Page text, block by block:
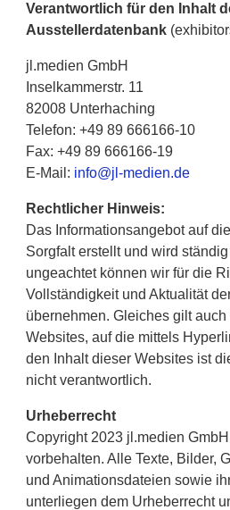
Verantwortlich für den Inhalt
Ausstellerdatenbank
jl.medien GmbH
Inselkammerstr. 11
82008 Unterhaching
Telefon: +49 89 666166-10
Fax: +49 89 666166-19
E-Mail: info@jl-medien.de
Rechtlicher Hinweis:
Das Informationsangebot auf
Sorgfalt erstellt und wird
ungeachtet können wir für die
Vollständigkeit und Aktualität
übernehmen. Gleiches gilt
Websites, auf die mittels
den Inhalt dieser Websites ist
nicht verantwortlich.
Urheberrecht
Copyright 2023 jl.medien
vorbehalten. Alle Texte, Bilder,
und Animationsdateien sowie
unterliegen dem Urheberrecht